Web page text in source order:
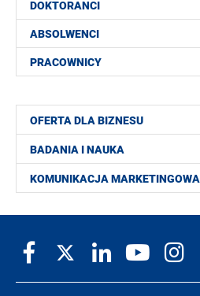
DOKTORANCI
ABSOLWENCI
PRACOWNICY
OFERTA DLA BIZNESU
BADANIA I NAUKA
KOMUNIKACJA MARKETINGOWA